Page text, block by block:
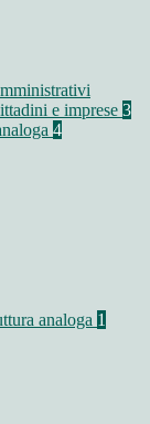
e imprese 3
4
analoga 1